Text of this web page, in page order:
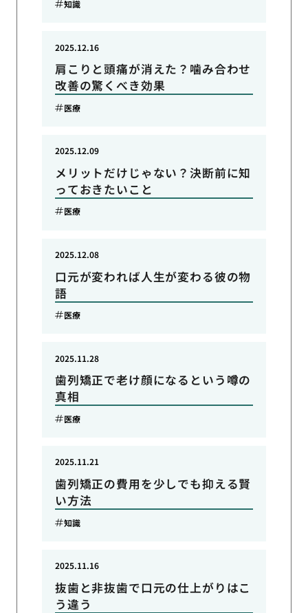
知識
肩こりと頭痛が消えた？噛み合わせ
改善の驚くべき効果
2025.12.16
医療
メリットだけじゃない？決断前に知
っておきたいこと
2025.12.09
医療
口元が変われば人生が変わる彼の物
語
2025.12.08
医療
歯列矯正で老け顔になるという噂の
真相
2025.11.28
医療
歯列矯正の費用を少しでも抑える賢
い方法
2025.11.21
知識
抜歯と非抜歯で口元の仕上がりはこ
う違う
2025.11.16